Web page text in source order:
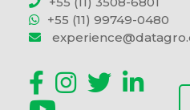
+55 (11) 99749-0480